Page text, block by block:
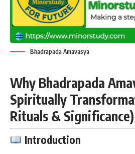
Bhadrapada Amavasya
Why Bhadrapada
Spiritually
Rituals & Significance)
Introduction